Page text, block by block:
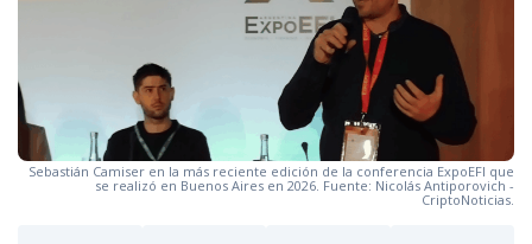
Sebastián Camiser en la más reciente edición de la conferencia ExpoEFI que
se realizó en Buenos Aires en 2026. Fuente: Nicolás Antiporovich -
CriptoNoticias.